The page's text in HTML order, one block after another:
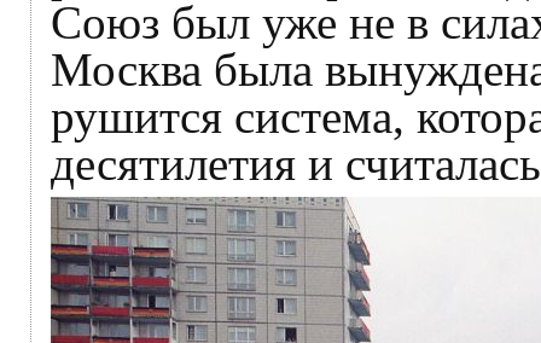
Союз был уже не в
Москва была
рушится система,
десятилетия и